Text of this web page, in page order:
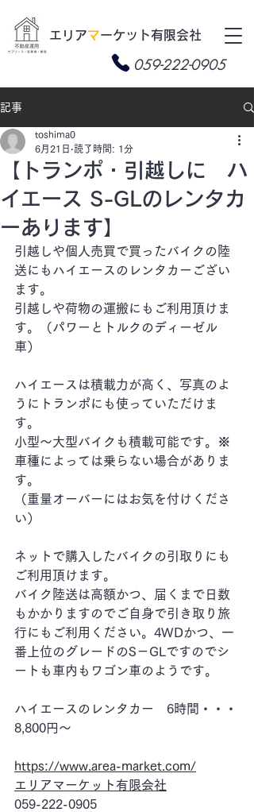
​エリアマーケット有限会社
059-222-0905
記事
【トランポ・引越しに ハ
イエース S-GLのレンタカ
ーあります】
toshima0
6月21日 読了時間: 1分
引越しや個人売買で買ったバイクの陸
送にもハイエースのレンタカーござい
ます。
引越しや荷物の運搬にもご利用頂けま
す。（パワーとトルクのディーゼル
車）
ハイエースは積載力が高く、写真のよ
うにトランポにも使っていただけま
す。
小型～大型バイクも積載可能です。※
車種によっては乗らない場合がありま
す。
（重量オーバーにはお気を付けくださ
い）
ネットで購入したバイクの引取りにも
ご利用頂けます。
バイク陸送は高額かつ、届くまで日数
もかかりますのでご自身で引き取り旅
行にもご利用ください。4WDかつ、一
番上位のグレードのS－GLですのでシ
ートも車内もワゴン車のようです。
ハイエースのレンタカー　6時間・・・
8,800円～
https://www.area-market.com/
エリアマーケット有限会社
059-222-0905